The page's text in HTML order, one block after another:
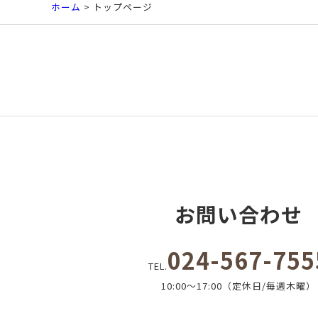
ホーム > トップページ
お問い合わせ
TEL.024-567-
10:00～17:00（定休日/毎週木曜）